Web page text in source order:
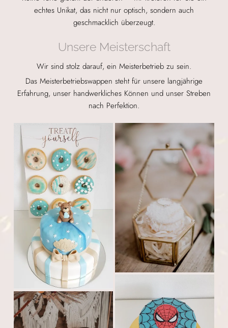
echtes Unikat, das nicht nur optisch, sondern auch
geschmacklich überzeugt.
Unsere Meisterschaft
Wir sind stolz darauf, ein Meisterbetrieb zu sein.
Das Meisterbetriebswappen steht für unsere langjährige
Erfahrung, unser handwerkliches Können und unser Streben
nach Perfektion.